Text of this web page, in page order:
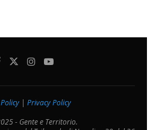
| Privacy Policy
- Gente e Territorio.